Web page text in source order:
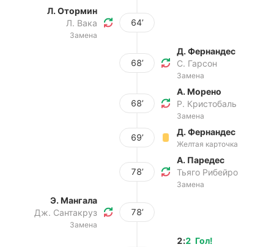
Л. Отормин
Л. Вака
Замена
64’
68’
Д. Фернандес
С. Гарсон
Замена
68’
А. Морено
Р. Кристобаль
Замена
69’
Д. Фернандес
Желтая карточка
78’
А. Паредес
Тьяго Рибейро
Замена
Э. Мангала
Дж. Сантакруз
Замена
78’
Гол!
2:2